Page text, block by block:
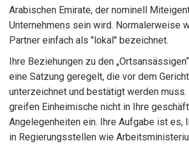
Arabischen Emirate, der nominell
Unternehmens sein wird. Normalerweise
Partner einfach als "lokal" bezeichnet.
Ihre Beziehungen zu den
eine Satzung geregelt, die vor dem
unterzeichnet und bestätigt werden
greifen Einheimische nicht in Ihre
Angelegenheiten ein. Ihre Aufgabe ist es,
in Regierungsstellen wie